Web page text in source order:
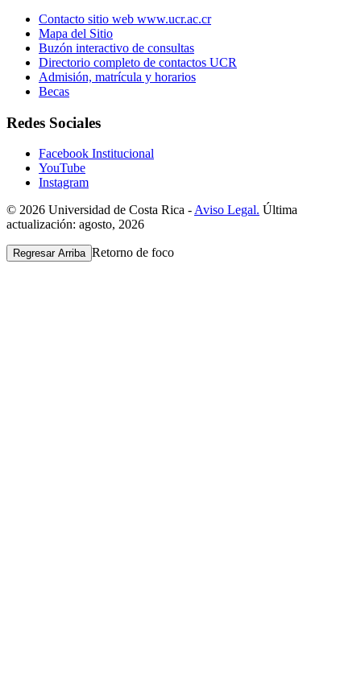
Contacto sitio web www.ucr.ac.cr
Mapa del Sitio
Buzón interactivo de consultas
Directorio completo de contactos UCR
Admisión, matrícula y horarios
Becas
Redes Sociales
Facebook Institucional
YouTube
Instagram
© 2026 Universidad de Costa Rica - Aviso Legal. Última
actualización: agosto, 2026
Regresar Arriba Retorno de foco